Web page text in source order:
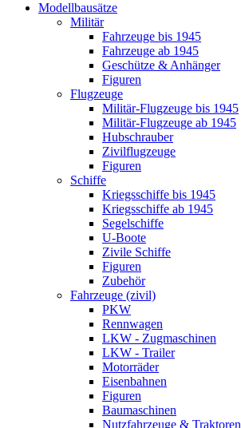
Modellbausätze
Militär
Fahrzeuge bis 1945
Fahrzeuge ab 1945
Geschütze & Anhänger
Figuren
Flugzeuge
Militär-Flugzeuge bis 1945
Militär-Flugzeuge ab 1945
Hubschrauber
Zivilflugzeuge
Figuren
Schiffe
Kriegsschiffe bis 1945
Kriegsschiffe ab 1945
Segelschiffe
U-Boote
Zivile Schiffe
Figuren
Zubehör
Fahrzeuge (zivil)
PKW
Rennwagen
LKW - Zugmaschinen
LKW - Trailer
Motorräder
Eisenbahnen
Figuren
Baumaschinen
Nutzfahrzeuge & Traktoren